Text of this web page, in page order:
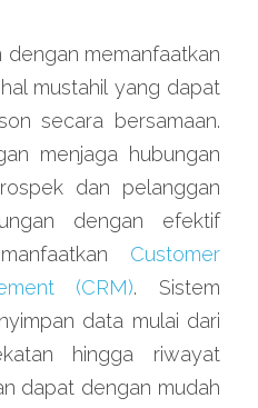
dengan memanfaatkan
mustahil yang dapat
secara bersamaan.
menjaga hubungan
dan pelanggan
dengan efektif
Customer
(CRM). Sistem
data mulai dari
hingga riwayat
dapat dengan mudah